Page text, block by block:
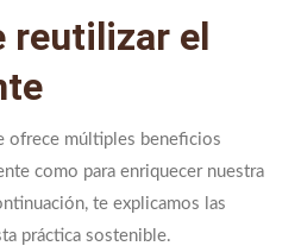
reutilizar el
ofrece múltiples beneficios
como para enriquecer nuestra
te explicamos las
práctica sostenible.